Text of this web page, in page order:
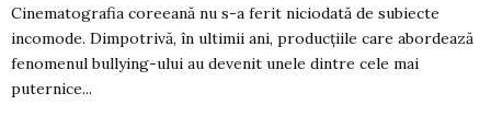
Cinematografia coreeană nu s-a ferit niciodată de subiecte
incomode. Dimpotrivă, în ultimii ani, producțiile care abordează
fenomenul bullying-ului au devenit unele dintre cele mai
puternice...